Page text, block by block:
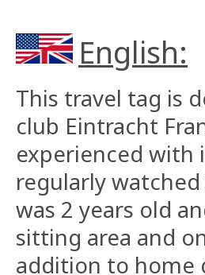
English:
This travel tag is
club Eintracht
experienced with
regularly
was 2 years old
sitting area and
addition to home